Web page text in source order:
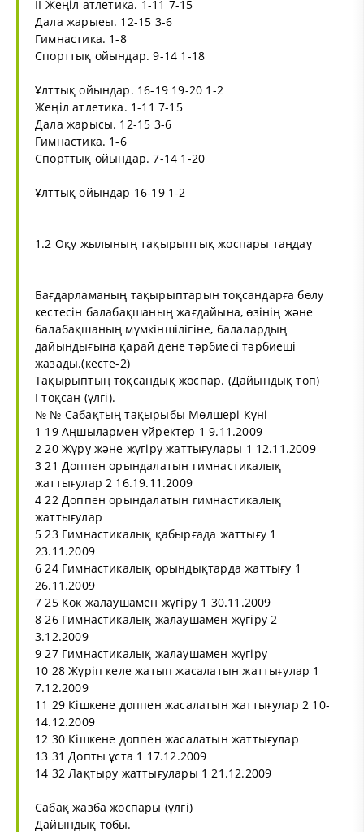
ІІ Жеңіл атлетика. 1-11 7-15
Дала жарыеы. 12-15 3-6
Гимнастика. 1-8
Спорттық ойындар. 9-14 1-18
Ұлттық ойындар. 16-19 19-20 1-2
Жеңіл атлетика. 1-11 7-15
Дала жарысы. 12-15 3-6
Гимнастика. 1-6
Спорттық ойындар. 7-14 1-20
Ұлттық ойындар 16-19 1-2
1.2 Оқу жылының тақырыптық жоспары таңдау
Бағдарламаның тақырыптарын тоқсандарға бөлу
кестесін балабақшаның жағдайына, өзінің және
балабақшаның мүмкіншілігіне, балалардың
дайындығына қарай дене тәрбиесі тәрбиеші
жазады.(кесте-2)
Тақырыптың тоқсандық жоспар. (Дайындық топ)
І тоқсан (үлгі).
№ № Сабақтың тақырыбы Мөлшері Күні
1 19 Аңшылармен үйректер 1 9.11.2009
2 20 Жүру және жүгіру жаттығулары 1 12.11.2009
3 21 Доппен орындалатын гимнастикалық
жаттығулар 2 16.19.11.2009
4 22 Доппен орындалатын гимнастикалық
жаттығулар
5 23 Гимнастикалық қабырғада жаттығу 1
23.11.2009
6 24 Гимнастикалық орындықтарда жаттығу 1
26.11.2009
7 25 Көк жалаушамен жүгіру 1 30.11.2009
8 26 Гимнастикалық жалаушамен жүгіру 2
3.12.2009
9 27 Гимнастикалық жалаушамен жүгіру
10 28 Жүріп келе жатып жасалатын жаттығулар 1
7.12.2009
11 29 Кішкене доппен жасалатын жаттығулар 2 10-
14.12.2009
12 30 Кішкене доппен жасалатын жаттығулар
13 31 Допты ұста 1 17.12.2009
14 32 Лақтыру жаттығулары 1 21.12.2009
Сабақ жазба жоспары (үлгі)
Дайындық тобы.